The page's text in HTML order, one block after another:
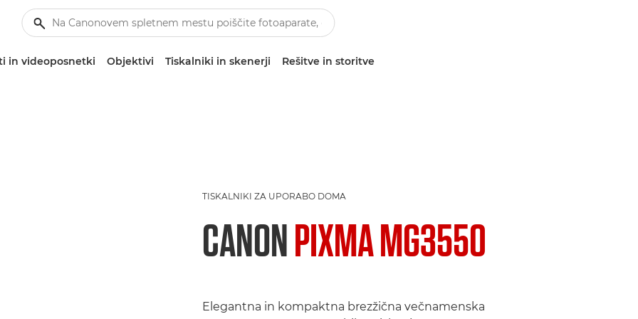
in videoposnetki Objektivi Tiskalniki in skenerji Rešitve in storitve
TISKALNIKI ZA UPORABO DOMA
CANONPIXMA MG3550
Elegantna in kompaktna brezžična večnamenska